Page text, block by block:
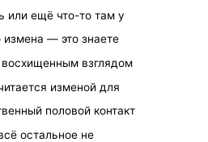
или ещё что-то там у
измена — это знаете
взглядом
изменой для
половой контакт
остальное не